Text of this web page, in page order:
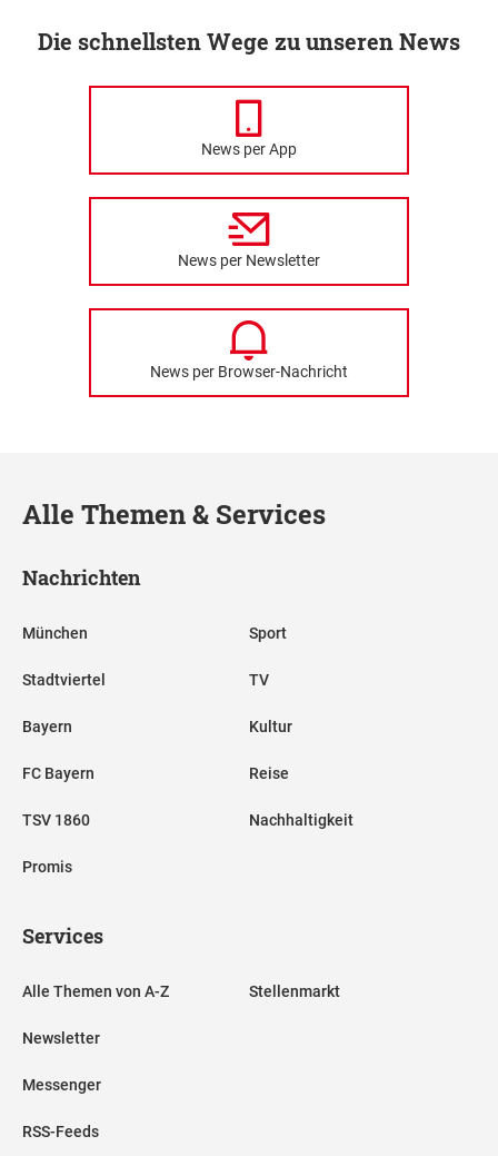
Die schnellsten Wege zu unseren News
News per App
News per Newsletter
News per Browser-Nachricht
Alle Themen & Services
Nachrichten
München
Stadtviertel
Bayern
FC Bayern
TSV 1860
Promis
Sport
TV
Kultur
Reise
Nachhaltigkeit
Services
Alle Themen von A-Z
Newsletter
Messenger
RSS-Feeds
Stellenmarkt